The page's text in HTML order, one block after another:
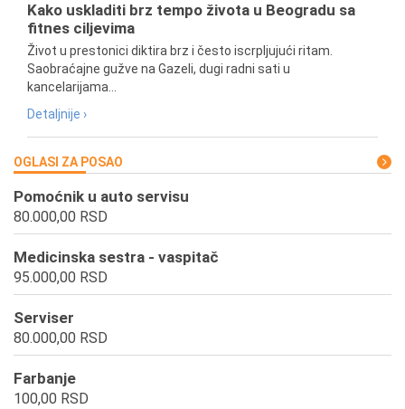
Kako uskladiti brz tempo života u Beogradu sa
fitnes ciljevima
Život u prestonici diktira brz i često iscrpljujući ritam.
Saobraćajne gužve na Gazeli, dugi radni sati u
kancelarijama...
Detaljnije ›
OGLASI ZA POSAO
Pomoćnik u auto servisu
80.000,00 RSD
Medicinska sestra - vaspitač
95.000,00 RSD
Serviser
80.000,00 RSD
Farbanje
100,00 RSD